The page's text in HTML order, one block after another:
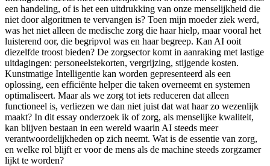
een handeling, of is het een uitdrukking van onze menselijkheid die
niet door algoritmen te vervangen is? Toen mijn moeder ziek werd,
was het niet alleen de medische zorg die haar hielp, maar vooral het
luisterend oor, die begripvol was en haar begreep. Kan AI ooit
diezelfde troost bieden? De zorgsector komt in aanraking met lastige
uitdagingen: personeelstekorten, vergrijzing, stijgende kosten.
Kunstmatige Intelligentie kan worden gepresenteerd als een
oplossing, een efficiënte helper die taken overneemt en systemen
optimaliseert. Maar als we zorg tot iets reduceren dat alleen
functioneel is, verliezen we dan niet juist dat wat haar zo wezenlijk
maakt? In dit essay onderzoek ik of zorg, als menselijke kwaliteit,
kan blijven bestaan in een wereld waarin AI steeds meer
verantwoordelijkheden op zich neemt. Wat is de essentie van zorg,
en welke rol blijft er voor de mens als de machine steeds zorgzamer
lijkt te worden?